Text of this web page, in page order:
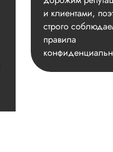
и клиентами,
строго
правила